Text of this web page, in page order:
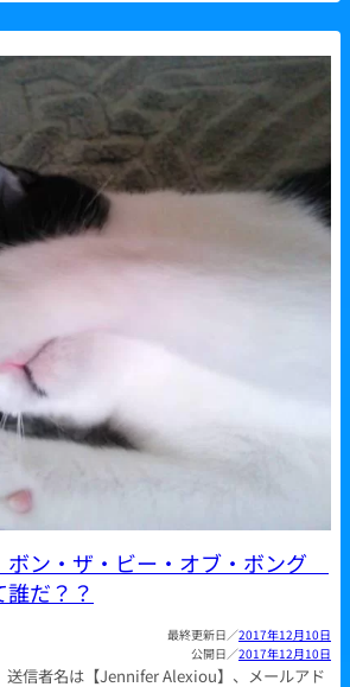
ボン・ザ・ビー・オブ・ボング
だ？？
2017年12月10日
2017年12月10日
送信者名は【Jennifer Alexiou】、メールアド